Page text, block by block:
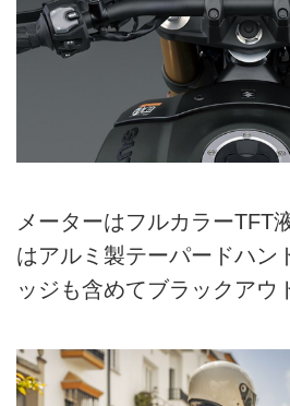
メーターはフルカラーTFT
はアルミ製テーパードハン
ッジも含めてブラックアウ